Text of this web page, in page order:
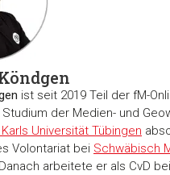
ist seit 2019 Teil der fM-
der Medien- und
Universität Tübingen
Volontariat bei Schwäbisch
arbeitete er als CvD bei